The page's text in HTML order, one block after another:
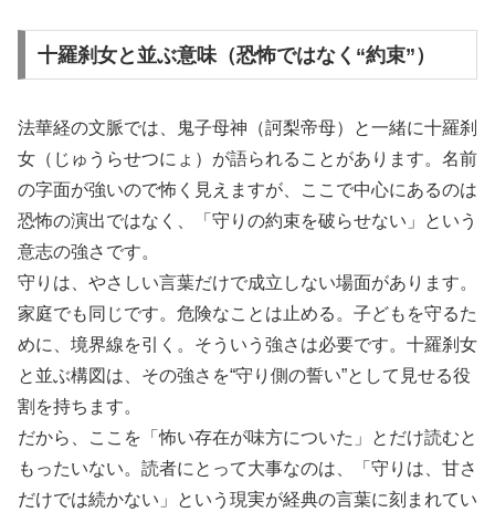
十羅刹女と並ぶ意味（恐怖ではなく“約束”）
法華経の文脈では、鬼子母神（訶梨帝母）と一緒に十羅刹
女（じゅうらせつにょ）が語られることがあります。名前
の字面が強いので怖く見えますが、ここで中心にあるのは
恐怖の演出ではなく、「守りの約束を破らせない」という
意志の強さです。
守りは、やさしい言葉だけで成立しない場面があります。
家庭でも同じです。危険なことは止める。子どもを守るた
めに、境界線を引く。そういう強さは必要です。十羅刹女
と並ぶ構図は、その強さを“守り側の誓い”として見せる役
割を持ちます。
だから、ここを「怖い存在が味方についた」とだけ読むと
もったいない。読者にとって大事なのは、「守りは、甘さ
だけでは続かない」という現実が経典の言葉に刻まれてい